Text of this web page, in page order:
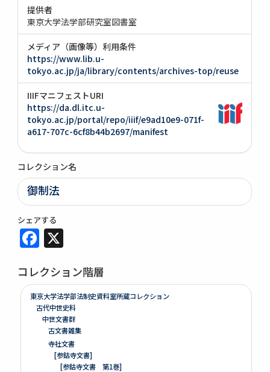
提供者
東京大学法学部研究室図書室
メディア（画像等）利用条件
https://www.lib.u-
tokyo.ac.jp/ja/library/contents/archives-top/reuse
IIIFマニフェストURI
https://da.dl.itc.u-
tokyo.ac.jp/portal/repo/iiif/e9ad10e9-071f-
a617-707c-6cf8b44b2697/manifest
コレクション名
御制法
シェアする
Facebook
コレクション階層
東京大学法学部法制史資料室所蔵コレクション
古代中世史料
中世文書群
古文書雑集
寺社文書
[参鈷寺文書]
[参鈷寺文書 第1巻]